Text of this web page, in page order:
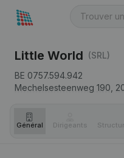
Little World (SRL)
BE 0757.594.942
Mechelsesteenweg 190,
Général Dirigeants